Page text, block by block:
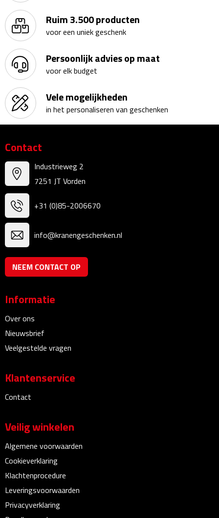
Kantoor & Zakelijk
Agenda's & Kalenders
Agenda's
Kalenders
Beurs & Evenementen
Barmatten
Naambadges & naamkaarthouders
Stickers
Visitekaartjes
Vlaggen
Bureaulampen
Bureau organizers
Bureau ventilatoren
Boekenleggers
Briefopeners
Gummen
Ruim 3.500 producten
voor een uniek geschenk
Persoonlijk advies op maat
voor elk budget
Vele mogelijkheden
in het personaliseren van geschenken
Contact
Industrieweg 2
7251 JT Vorden
+31 (0)85-2006670
info@kranengeschenken.nl
NEEM CONTACT OP
Informatie
Over ons
Nieuwsbrief
Veelgestelde vragen
Klantenservice
Contact
Veilig winkelen
Algemene voorwaarden
Cookieverklaring
Klachtenprocedure
Leveringsvoorwaarden
Privacyverklaring